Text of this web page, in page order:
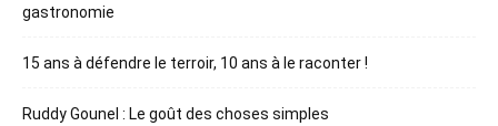
gastronomie
15 ans à défendre le terroir, 10 ans à le raconter !
Ruddy Gounel : Le goût des choses simples